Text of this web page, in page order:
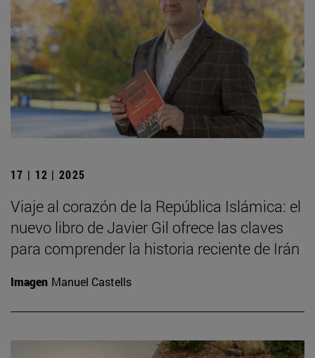
17 | 12 | 2025
Viaje al corazón de la República Islámica: el
nuevo libro de Javier Gil ofrece las claves
para comprender la historia reciente de Irán
Imagen Manuel Castells